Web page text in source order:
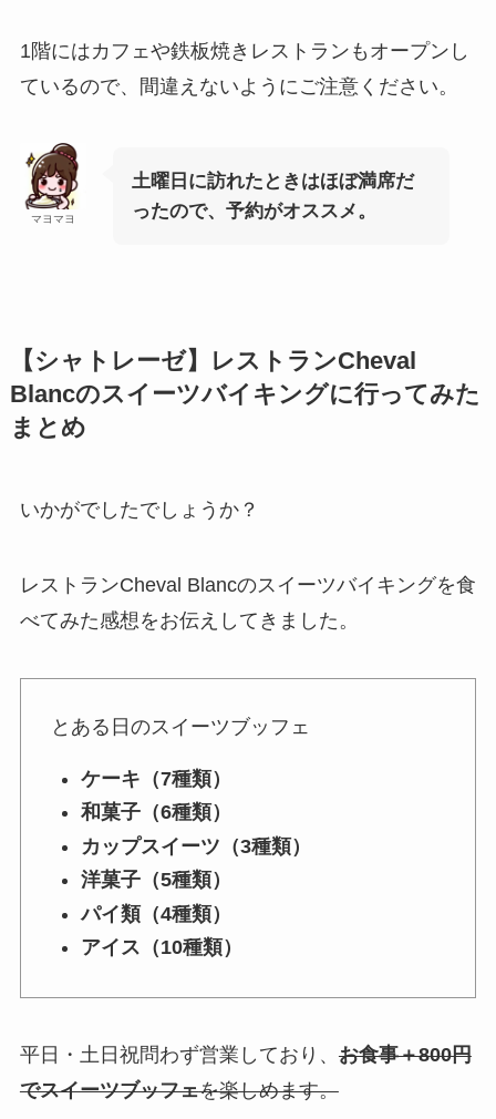
1階にはカフェや鉄板焼きレストランもオープンし
ているので、間違えないようにご注意ください。
マヨマヨ
土曜日に訪れたときはほぼ満席だ
ったので、予約がオススメ。
【シャトレーゼ】レストランCheval
Blancのスイーツバイキングに行ってみた
まとめ
いかがでしたでしょうか？
レストランCheval Blancのスイーツバイキングを食
べてみた感想をお伝えしてきました。
とある日のスイーツブッフェ
ケーキ （7種類）
和菓子（6種類）
カップスイーツ （3種類）
洋菓子（5種類）
パイ類（4種類）
アイス （10種類）
平日・土日祝問わず営業しており、 お食事＋800円
でスイーツブッフェを楽しめます。